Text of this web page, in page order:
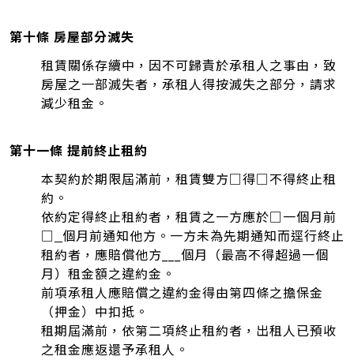
第十條 房屋部分滅失
租賃關係存續中，因不可歸責於承租人之事由，致
房屋之一部滅失者，承租人得按滅失之部分，請求
減少租金。
第十一條 提前終止租約
本契約於期限屆滿前，租賃雙方□得□不得終止租
約。
依約定得終止租約者，租賃之一方應於□一個月前
□ 個月前通知他方。一方未為先期通知而逕行終止
租約者，應賠償他方___個月（最高不得超過一個
月）租金額之違約金。
前項承租人應賠償之違約金得由第四條之擔保金
（押金）中扣抵。
租期屆滿前，依第二項終止租約者，出租人已預收
之租金應返還予承租人。